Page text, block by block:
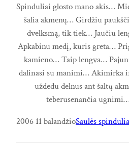
Spinduliai glosto mano akis…
šalia akmenų… Girdžiu
dvelksmą, tik tiek… Jaučiu
Apkabinu medį, kuris greta…
kamieno… Taip lengva…
dalinasi su manimi… Akimirka
uždedu delnus ant šaltų
teberusenančia
2006 11 balandžioSaulės